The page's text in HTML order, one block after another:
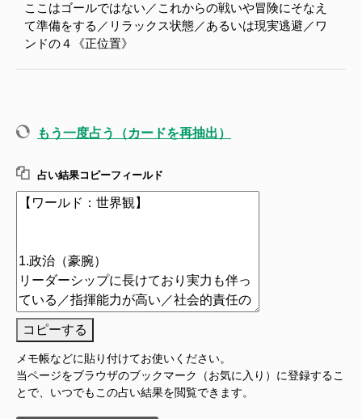
ここはゴールではない／これからの戦いや冒険にそなえ
て準備をする／リラックス状態／あるいは現実逃避／ワ
ンドの４《正位置》
もう一度占う（カードを再抽出）
占い結果コピーフィールド
コピーする
メモ帳などに貼り付けてお使いください。
当ページをブラウザのブックマーク（お気に入り）に登録するこ
とで、いつでもこの占い結果を閲覧できます。